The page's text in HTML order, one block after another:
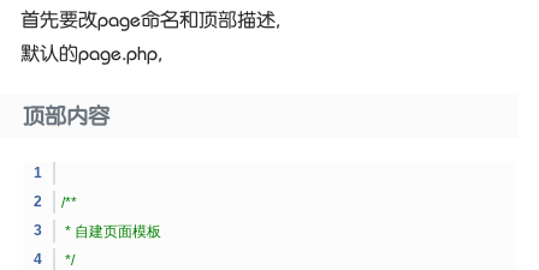
首先要改page命名和顶部描述,
默认的page.php,
顶部内容
/**
* 自建页面模板
*/